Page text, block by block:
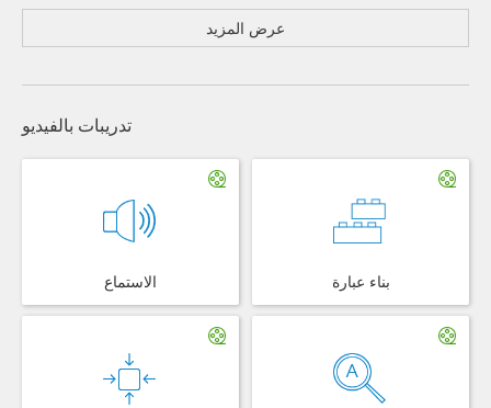
عرض المزيد
تدريبات بالفيديو
الاستماع بناء عبارة